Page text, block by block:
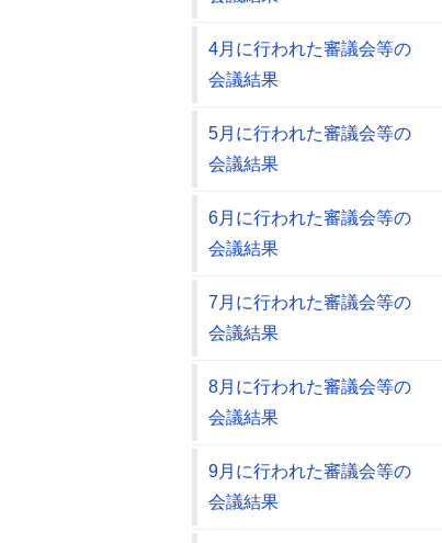
4月に行われた審議会等の
会議結果
5月に行われた審議会等の
会議結果
6月に行われた審議会等の
会議結果
7月に行われた審議会等の
会議結果
8月に行われた審議会等の
会議結果
9月に行われた審議会等の
会議結果